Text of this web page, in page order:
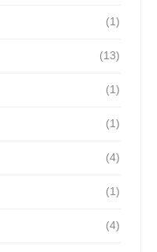
(1)
(13)
(1)
(1)
(4)
(1)
(4)